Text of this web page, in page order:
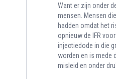
Want er zijn onder
mensen. Mensen
hadden omdat het
opnieuw de IFR
injectiedode in die
worden en is mede
misleid en onder